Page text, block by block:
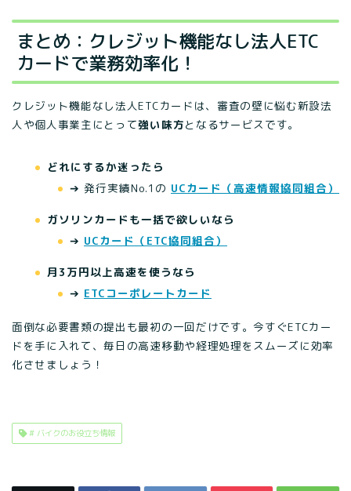
まとめ：クレジット機能なし法人ETC
カードで業務効率化！
クレジット機能なし法人ETCカードは、審査の壁に悩む新設法
人や個人事業主にとって強い味方となるサービスです。
どれにするか迷ったら
➔ 発行実績No.1の UCカード（高速情報協同組合）
ガソリンカードも一括で欲しいなら
➔ UCカード（ETC協同組合）
月3万円以上高速を使うなら
➔ ETCコーポレートカード
面倒な必要書類の提出も最初の一回だけです。今すぐETCカー
ドを手に入れて、毎日の高速移動や経理処理をスムーズに効率
化させましょう！
# バイクのお役立ち情報